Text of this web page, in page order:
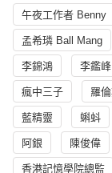
午夜工作者 Benny
孟希璘 Ball Mang
李錦鴻 李鑑峰
瘋中三子 羅
藍精靈 蝌蚪
阿銀 陳俊偉
香港記憶學院總監